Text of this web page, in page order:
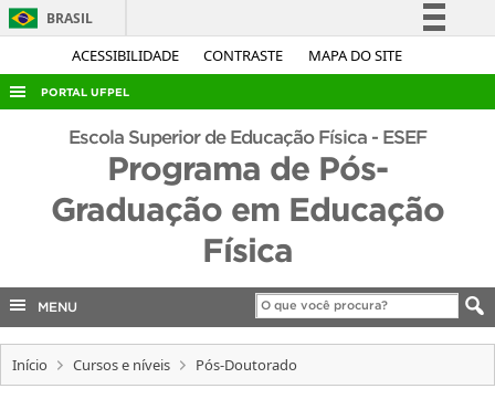
ACESSIBILIDADE CONTRASTE MAPA DO SITE
BRASIL
Simplifique!
Acesso à informação
Legislação
Canais
PORTAL UFPEL
ACESSO À INFORMAÇÃO
COBALTO
Escola Superior de Educação Física - ESEF
Programa de Pós-
Graduação em Educação
Física
MENU
Início Cursos e níveis Pós-Doutorado